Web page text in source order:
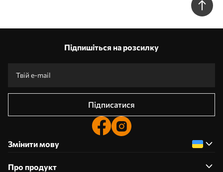
Підпишіться на розсилку
Підписатися
Змінити мову
Про продукт